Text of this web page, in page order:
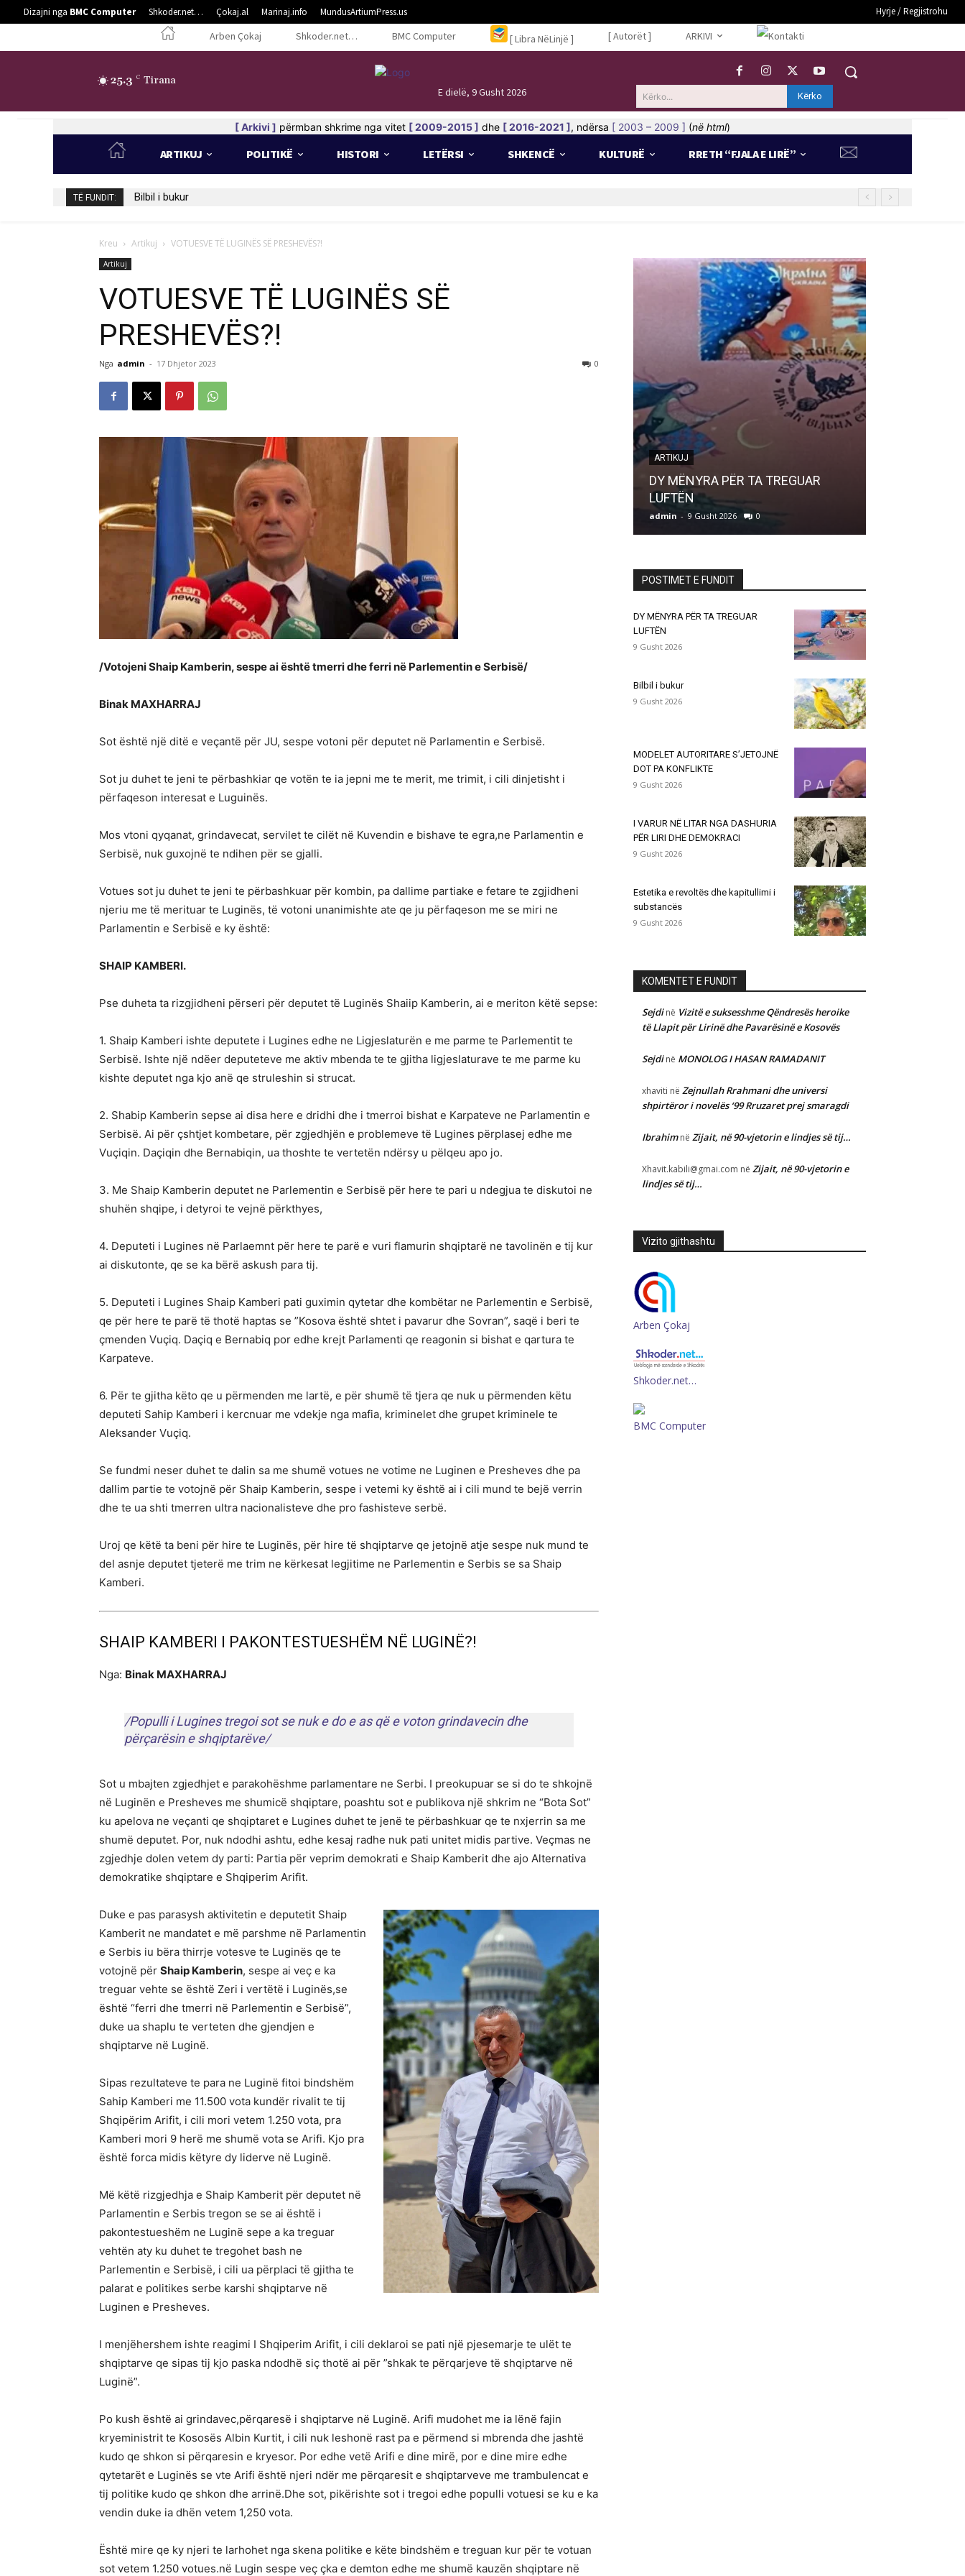
Dizajni nga BMC Computer Shkoder.net… Çokaj.al Marinaj.info MundusArtiumPress.us Hyrje / Regjistrohu
Arben Çokaj Shkoder.net… BMC Computer [ Libra NëLinjë ] [ Autorët ] ARKIVI
25.3 C Tirana
E dielë, 9 Gusht 2026
Kërko... Kërko
[ Arkivi ] përmban shkrime nga vitet [ 2009-2015 ] dhe [ 2016-2021 ], ndërsa [ 2003 – 2009 ] (në html)
ARTIKUJ POLITIKË HISTORI LETËRSI SHKENCË KULTURË RRETH “FJALA E LIRË”
TË FUNDIT: Bilbil i bukur
Kreu Artikuj VOTUESVE TË LUGINËS SË PRESHEVËS?!
Artikuj
VOTUESVE TË LUGINËS SË
PRESHEVËS?!
Nga admin - 17 Dhjetor 2023 0
/Votojeni Shaip Kamberin, sespe ai është tmerri dhe ferri në Parlementin e Serbisë/
Binak MAXHARRAJ
Sot është një ditë e veçantë për JU, sespe votoni për deputet në Parlamentin e Serbisë.
Sot ju duhet te jeni te përbashkiar qe votën te ia jepni me te merit, me trimit, i cili dinjetisht i
përfaqeson interesat e Luguinës.
Mos vtoni qyqanat, grindavecat, servilet te cilët në Kuvendin e bishave te egra,ne Parlamentin e
Serbisë, nuk guxojnë te ndihen për se gjalli.
Votues sot ju duhet te jeni te përbashkuar për kombin, pa dallime partiake e fetare te zgjidheni
njeriu me të merituar te Luginës, të votoni unanimishte ate qe ju përfaqeson me se miri ne
Parlamentin e Serbisë e ky është:
SHAIP KAMBERI.
Pse duheta ta rizgjidheni përseri për deputet të Luginës Shaiip Kamberin, ai e meriton këtë sepse:
1. Shaip Kamberi ishte deputete i Lugines edhe ne Ligjeslaturën e me parme te Parlementit te
Serbisë. Ishte një ndëer deputeteve me aktiv mbenda te te gjitha ligjeslaturave te me parme ku
kishte deputet nga kjo anë qe struleshin si strucat.
2. Shabip Kamberin sepse ai disa here e dridhi dhe i tmerroi bishat e Karpateve ne Parlamentin e
Serbisë. Ai për çshtjet kombetare, për zgjedhjën e problemeve të Lugines përplasej edhe me
Vuçiqin. Daçiqin dhe Bernabiqin, ua thoshte te vertetën ndërsy u pëlqeu apo jo.
3. Me Shaip Kamberin deputet ne Parlementin e Serbisë për here te pari u ndegjua te diskutoi ne
shuhën shqipe, i detyroi te vejnë përkthyes,
4. Deputeti i Lugines në Parlaemnt për here te parë e vuri flamurin shqiptarë ne tavolinën e tij kur
ai diskutonte, qe se ka bërë askush para tij.
5. Deputeti i Lugines Shaip Kamberi pati guximin qytetar dhe kombëtar ne Parlementin e Serbisë,
qe për here te parë të thotë haptas se ”Kosova është shtet i pavarur dhe Sovran”, saqë i beri te
çmenden Vuçiq. Daçiq e Bernabiq por edhe krejt Parlamenti qe reagonin si bishat e qartura te
Karpateve.
6. Për te gjitha këto qe u përmenden me lartë, e për shumë të tjera qe nuk u përmenden këtu
deputeti Sahip Kamberi i kercnuar me vdekje nga mafia, kriminelet dhe grupet kriminele te
Aleksander Vuçiq.
Se fundmi neser duhet te dalin sa me shumë votues ne votime ne Luginen e Presheves dhe pa
dallim partie te votojnë për Shaip Kamberin, sespe i vetemi ky është ai i cili mund te bejë verrin
dhe te ua shti tmerren ultra nacionalisteve dhe pro fashisteve serbë.
Uroj qe këtë ta beni për hire te Luginës, për hire të shqiptarve qe jetojnë atje sespe nuk mund te
del asnje deputet tjeterë me trim ne kërkesat legjitime ne Parlementin e Serbis se sa Shaip
Kamberi.
SHAIP KAMBERI I PAKONTESTUESHËM NË LUGINË?!
Nga: Binak MAXHARRAJ
/Populli i Lugines tregoi sot se nuk e do e as që e voton grindavecin dhe
përçarësin e shqiptarëve/
Sot u mbajten zgjedhjet e parakohëshme parlamentare ne Serbi. I preokupuar se si do te shkojnë
në Luginën e Presheves me shumicë shqiptare, poashtu sot e publikova një shkrim ne “Bota Sot”
ku apelova ne veçanti qe shqiptaret e Lugines duhet te jenë te përbashkuar qe te nxjerrin sa me
shumë deputet. Por, nuk ndodhi ashtu, edhe kesaj radhe nuk pati unitet midis partive. Veçmas ne
zgjedhje dolen vetem dy parti: Partia për veprim demokrati e Shaip Kamberit dhe ajo Alternativa
demokratike shqiptare e Shqiperim Arifit.
Duke e pas parasysh aktivitetin e deputetit Shaip
Kamberit ne mandatet e më parshme në Parlamentin
e Serbis iu bëra thirrje votesve te Luginës qe te
votojnë për Shaip Kamberin, sespe ai veç e ka
treguar vehte se është Zeri i vertëtë i Luginës,se
është “ferri dhe tmerri në Parlementin e Serbisë”,
duke ua shaplu te verteten dhe gjendjen e
shqiptarve në Luginë.
Sipas rezultateve te para ne Luginë fitoi bindshëm
Sahip Kamberi me 11.500 vota kundër rivalit te tij
Shqipërim Arifit, i cili mori vetem 1.250 vota, pra
Kamberi mori 9 herë me shumë vota se Arifi. Kjo pra
është forca midis këtyre dy liderve në Luginë.
Më këtë rizgjedhja e Shaip Kamberit për deputet në
Parlamentin e Serbis tregon se se ai është i
pakontestueshëm ne Luginë sepe a ka treguar
vehtën aty ku duhet te tregohet bash ne
Parlementin e Serbisë, i cili ua përplaci të gjitha te
palarat e politikes serbe karshi shqiptarve në
Luginen e Presheves.
I menjëhershem ishte reagimi I Shqiperim Arifit, i cili deklaroi se pati një pjesemarje te ulët te
shqiptarve qe sipas tij kjo paska ndodhë siç thotë ai për ”shkak te përqarjeve të shqiptarve në
Luginë”.
Po kush është ai grindavec,përqaresë i shqiptarve në Luginë. Arifi mudohet me ia lënë fajin
kryeministrit te Kososës Albin Kurtit, i cili nuk leshonë rast pa e përmend si mbrenda dhe jashtë
kudo qe shkon si përqaresin e kryesor. Por edhe vetë Arifi e dine mirë, por e dine mire edhe
qytetarët e Luginës se vte Arifi është njeri ndër me përqaresit e shqiptarveve me trambulencat e
tij politike kudo qe shkon dhe arrinë.Dhe sot, pikërishte sot i tregoi edhe populli votuesi se ku e ka
vendin duke ia dhën vetem 1,250 vota.
Është mire qe ky njeri te larhohet nga skena politike e këte bindshëm e treguan kur për te votuan
sot vetem 1.250 votues.në Lugin sespe veç çka e demton edhe me shumë kauzën shqiptare në
ARTIKUJ
DY MËNYRA PËR TA TREGUAR
LUFTËN
admin - 9 Gusht 2026 0
POSTIMET E FUNDIT
DY MËNYRA PËR TA TREGUAR
LUFTËN
9 Gusht 2026
Bilbil i bukur
9 Gusht 2026
MODELET AUTORITARE S’JETOJNË
DOT PA KONFLIKTE
9 Gusht 2026
I VARUR NË LITAR NGA DASHURIA
PËR LIRI DHE DEMOKRACI
9 Gusht 2026
Estetika e revoltës dhe kapitullimi i
substancës
9 Gusht 2026
KOMENTET E FUNDIT
Sejdinë Vizitë e suksesshme Qëndresës heroike
të Llapit për Lirinë dhe Pavarësinë e Kosovës
Sejdinë MONOLOG I HASAN RAMADANIT
xhaviti në Zejnullah Rrahmani dhe universi
shpirtëror i novelës ‘99 Rruzaret prej smaragdi
Ibrahimnë Zijait, në 90-vjetorin e lindjes së tij…
Xhavit.kabili@gmai.com në Zijait, në 90-vjetorin e
lindjes së tij…
Vizito gjithashtu
Arben Çokaj
Shkoder.net…
BMC Computer